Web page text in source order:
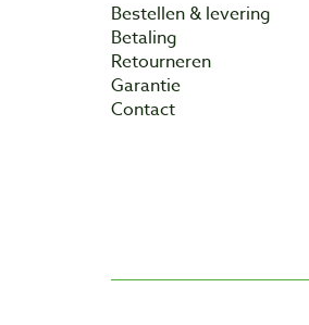
Bestellen & levering
Betaling
Retourneren
Garantie
Contact